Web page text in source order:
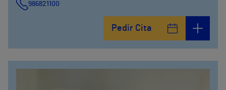
986821100
Pedir Cita